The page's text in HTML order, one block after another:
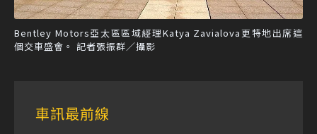
Bentley Motors亞太區區域經理Katya Zavialova更特地出席這
個交車盛會。 記者張振群／攝影
車訊最前線